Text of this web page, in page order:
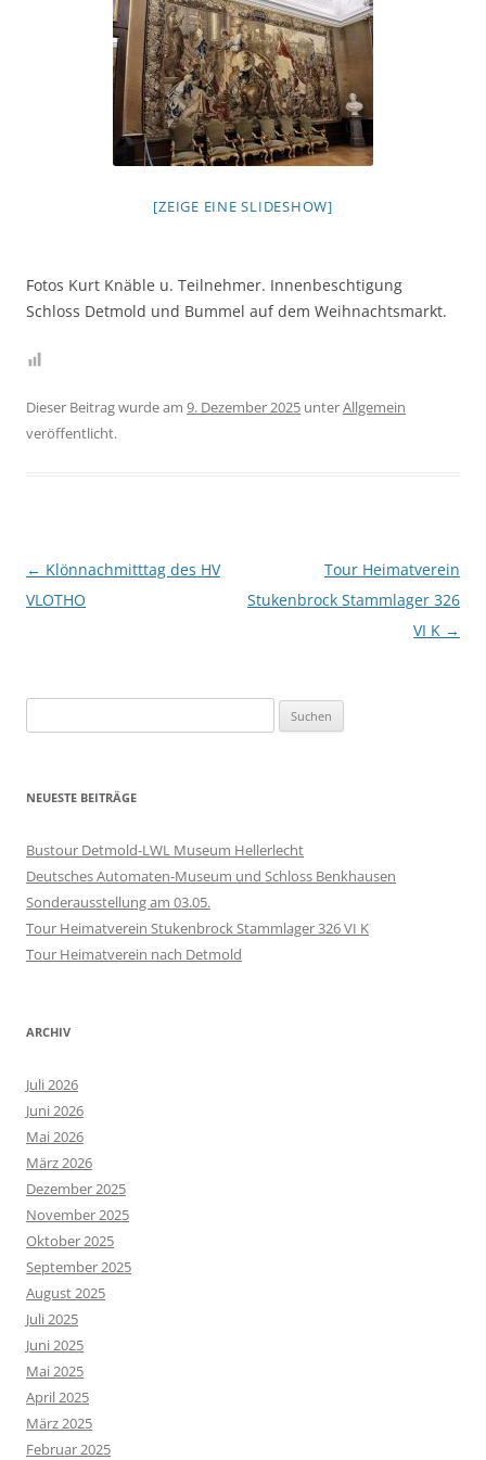
[ZEIGE EINE SLIDESHOW]
Fotos Kurt Knäble u. Teilnehmer. Innenbeschtigung
Schloss Detmold und Bummel auf dem Weihnachtsmarkt.
Dieser Beitrag wurde am 9. Dezember 2025 unterAllgemein
veröffentlicht.
Beitragsnavigation
← Klönnachmitttag des HV
VLOTHO
Tour Heimatverein
Stukenbrock Stammlager 326
VI K →
nach:
NEUESTE BEITRÄGE
Bustour Detmold-LWL Museum Hellerlecht
Deutsches Automaten-Museum und Schloss Benkhausen
Sonderausstellung am 03.05.
Tour Heimatverein Stukenbrock Stammlager 326 VI K
Tour Heimatverein nach Detmold
ARCHIV
Juli 2026
Juni 2026
Mai 2026
März 2026
Dezember 2025
November 2025
Oktober 2025
September 2025
August 2025
Juli 2025
Juni 2025
Mai 2025
April 2025
März 2025
Februar 2025